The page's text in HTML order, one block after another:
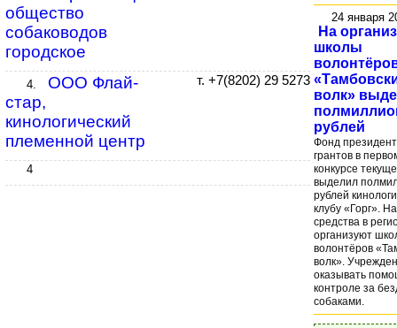
общество
собаководов
городское
4.
ООО Флай-
стар,
кинологический
племенной центр
т. +7(8202) 29 5273
4
24 января
На
школы
волк»
рублей
Фонд
грантов в
конкурсе
выделил
рублей
клубу «Горг».
средства в
организуют
волонтёров
волк».
оказывать
контроле за
собаками.